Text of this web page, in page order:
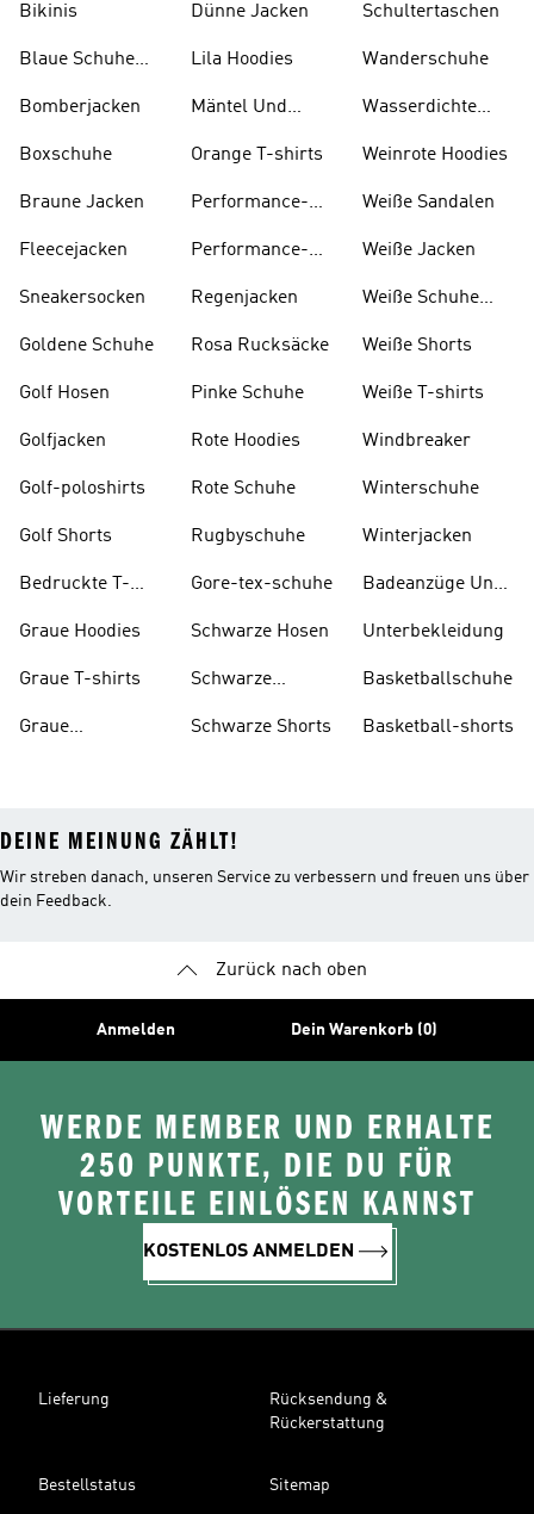
Bikinis
Blaue Schuhe
Bomberjacken
Boxschuhe
Braune Jacken
Fleecejacken
Sneakersocken
Goldene Schuhe
Golf Hosen
Golfjacken
Golf-poloshirts
Golf Shorts
Bedruckte T-
Graue Hoodies
Graue T-shirts
Graue
Dünne Jacken
Lila Hoodies
Mäntel Und
Orange T-shirts
Performance-
Performance-
Regenjacken
Rosa Rucksäcke
Pinke Schuhe
Rote Hoodies
Rote Schuhe
Rugbyschuhe
Gore-tex-schuhe
Schwarze Hosen
Schwarze
Schwarze Shorts
Schultertaschen
Wanderschuhe
Wasserdichte
Weinrote Hoodies
W eiße Sandalen
Weiße Jacken
Weiße Schuhe
Weiße Shorts
Weiße T-shirts
Windbreaker
Winterschuhe
Winterjacken
Badeanzüge Und
Unterbekleidung
Basketballschuhe
Basketball-shorts
DEINE MEINUNG ZÄHLT!
Wir streben danach, unseren Service zu verbessern und freuen uns über
dein Feedback.
Zurück nach oben
Anmelden Dein Warenkorb (0)
WERDE MEMBER UND ERHALTE
250 PUNKTE, DIE DU FÜR
VORTEILE EINLÖSEN KANNST
KOSTENLOS ANMELDEN
Lieferung
Rücksendung &
Rückerstattung
Bestellstatus Sitemap